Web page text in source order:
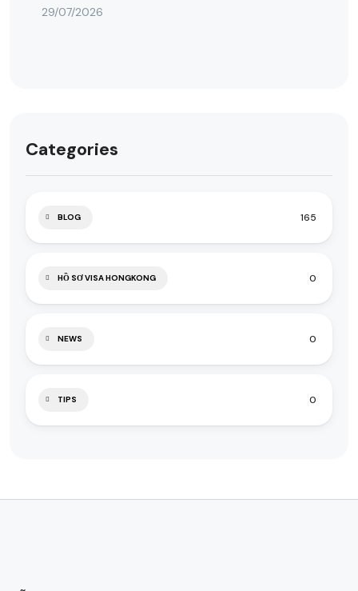
29/07/2026
Categories
BLOG 165
HỒ SƠ VISA HONGKONG 0
NEWS 0
TIPS 0